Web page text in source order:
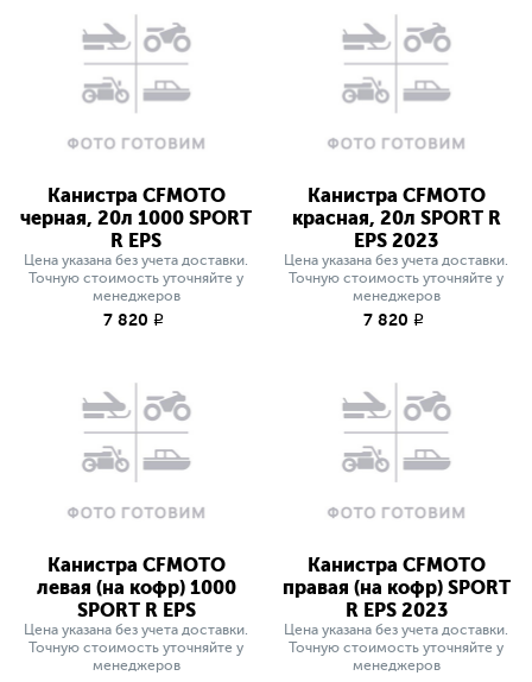
Канистра CFMOTO
черная, 20л 1000 SPORT
R EPS
Цена указана без учета доставки.
Точную стоимость уточняйте у
менеджеров
7 820 q
Канистра CFMOTO
красная, 20л SPORT R
EPS 2023
Цена указана без учета доставки.
Точную стоимость уточняйте у
менеджеров
7 820 q
Канистра CFMOTO
левая (на кофр) 1000
SPORT R EPS
Цена указана без учета доставки.
Точную стоимость уточняйте у
менеджеров
Канистра CFMOTO
правая (на кофр) SPORT
R EPS 2023
Цена указана без учета доставки.
Точную стоимость уточняйте у
менеджеров